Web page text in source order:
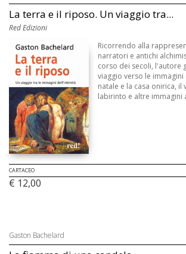
La terra e il riposo. Un viaggio tra...
Red Edizioni
Ricorrendo alla
narratori e antichi
corso dei secoli, l'autore
viaggio verso le
natale e la casa onirica, il
labirinto e altre immagini
CARTACEO
€ 12,00
Gaston Bachelard